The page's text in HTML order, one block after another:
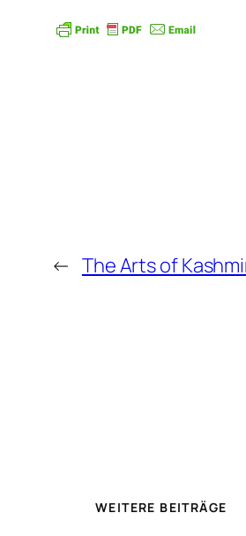
← The Arts of
WEITERE BEITRÄGE